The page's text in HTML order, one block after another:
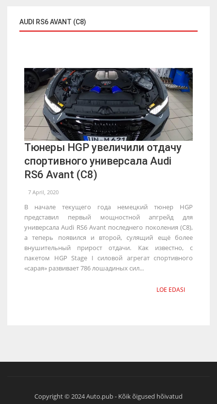
AUDI RS6 AVANT (C8)
Тюнеры HGP увеличили отдачу
спортивного универсала Audi
RS6 Avant (C8)
7 April, 2020
В начале текущего года немецкий тюнер HGP
представил первый мощностной апгрейд для
универсала Audi RS6 Avant последнего поколения (C8),
а теперь появился и второй, сулящий ещё более
внушительный прирост отдачи. Как известно, с
пакетом HGP Stage I силовой агрегат спортивного
«сарая» развивает 786 лошадиных сил...
LOE EDASI
Copyright © 2024 Auto.pub - Kõik õigused hõivatud